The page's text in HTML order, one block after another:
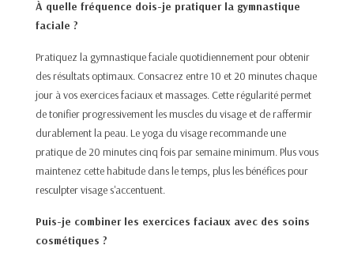
À quelle fréquence dois-je pratiquer la gymnastique
faciale ?
Pratiquez la gymnastique faciale quotidiennement pour obtenir
des résultats optimaux. Consacrez entre 10 et 20 minutes chaque
jour à vos exercices faciaux et massages. Cette régularité permet
de tonifier progressivement les muscles du visage et de raffermir
durablement la peau. Le yoga du visage recommande une
pratique de 20 minutes cinq fois par semaine minimum. Plus vous
maintenez cette habitude dans le temps, plus les bénéfices pour
resculptervisage s'accentuent.​
Puis-je combiner les exercices faciaux avec des soins
cosmétiques ?